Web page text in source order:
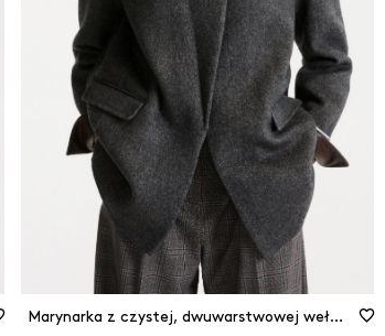
Marynarka z czystej, dwuwarstwowej wełny